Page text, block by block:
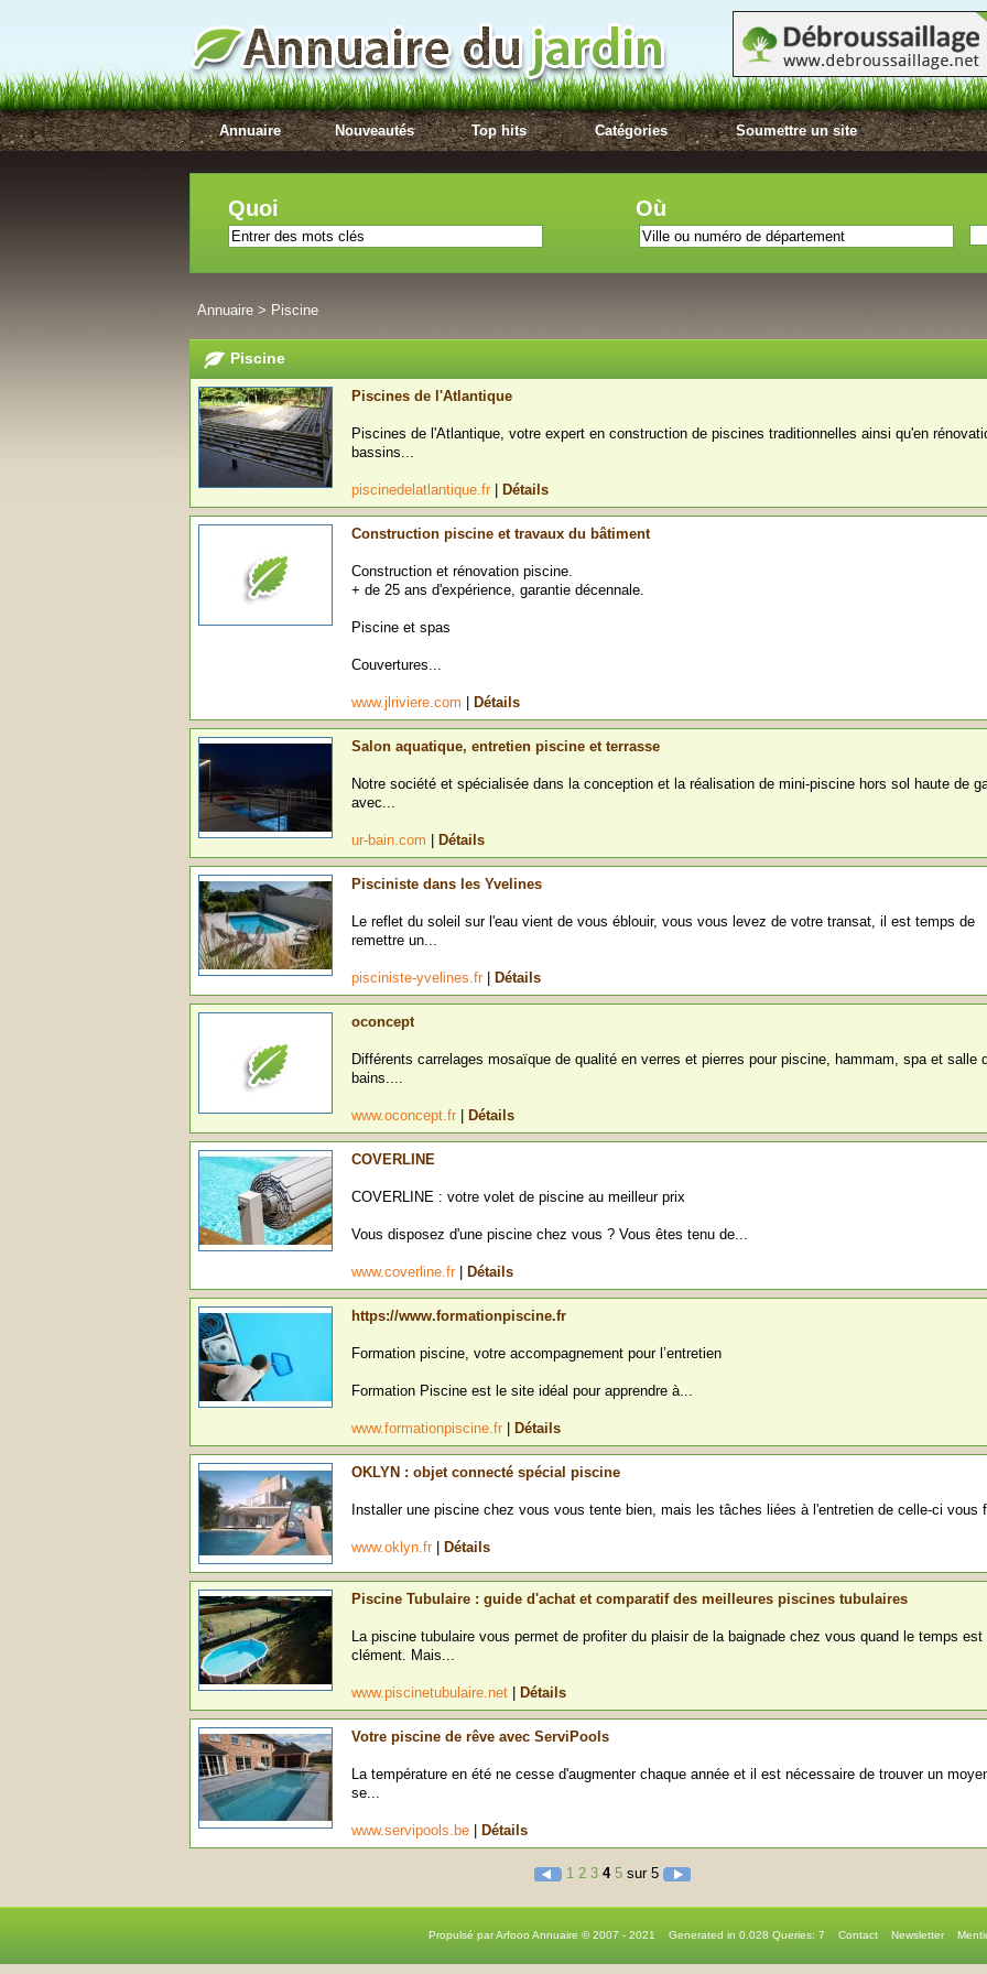
Annuaire Nouveautés Top hits Catégories Soumettre un site
Quoi Où
Annuaire > Piscine
Piscine
Piscines de l'Atlantique
Piscines de l'Atlantique, votre expert en construction de piscines traditionnelles ainsi qu'en
bassins...
piscinedelatlantique.fr Détails
Construction piscine et travaux du bâtiment
Construction et rénovation piscine.
+ de 25 ans d'expérience, garantie décennale.
Piscine et spas
Couvertures...
www.jlriviere.com Détails
Salon aquatique, entretien piscine et terrasse
Notre société et spécialisée dans la conception et la réalisation de mini-piscine hors sol haute de
avec...
ur-bain.com Détails
Pisciniste dans les Yvelines
Le reflet du soleil sur l'eau vient de vous éblouir, vous vous levez de votre transat, il est temps de
remettre un...
pisciniste-yvelines.fr Détails
oconcept
Différents carrelages mosaïque de qualité en verres et pierres pour piscine, hammam, spa et salle
bains....
www.oconcept.fr Détails
COVERLINE
COVERLINE : votre volet de piscine au meilleur prix
Vous disposez d'une piscine chez vous ? Vous êtes tenu de...
www.coverline.fr Détails
https://www.formationpiscine.fr
Formation piscine, votre accompagnement pour l’entretien
Formation Piscine est le site idéal pour apprendre à...
www.formationpiscine.fr Détails
OKLYN : objet connecté spécial piscine
Installer une piscine chez vous vous tente bien, mais les tâches liées à l'entretien de celle-ci vous
www.oklyn.fr Détails
Piscine Tubulaire : guide d'achat et comparatif des meilleures piscines tubulaires
La piscine tubulaire vous permet de profiter du plaisir de la baignade chez vous quand le temps est
clément. Mais...
www.piscinetubulaire.net Détails
Votre piscine de rêve avec ServiPools
La température en été ne cesse d'augmenter chaque année et il est nécessaire de trouver un
se...
www.servipools.be Détails
1 2 3 4 5 sur 5
Propulsé par Arfooo Annuaire © 2007 - 2021 Generated in 0.028 Queries: 7 Contact Newsletter